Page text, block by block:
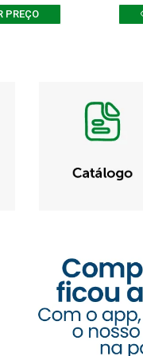
PREÇO